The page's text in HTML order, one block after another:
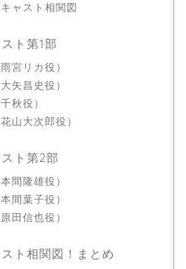
ャスト相関図
ト第1部
宮リカ役）
矢昌史役）
秋役）
山大次郎役）
ト第2部
間隆雄役）
間葉子役）
田信也役）
ト相関図！まとめ